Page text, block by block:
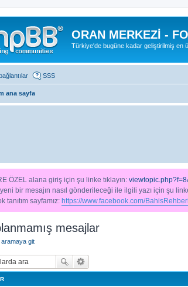
ORAN MERKEZİ -
Türkiye'de bugüne kadar geliştirilmiş en
SSS
ana sayfa
ÖZEL alana giriş için şu linke tıklayın:
bir mesajın nasıl gönderileceği ile ilgili yazı için şu
tanıtım sayfamız: https://www.facebook.com/
mesajlar
git